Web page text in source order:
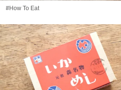
#How To Eat